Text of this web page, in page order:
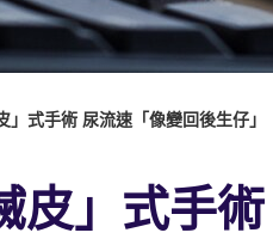
」式手術 尿流速「像變回後生仔」
」式手